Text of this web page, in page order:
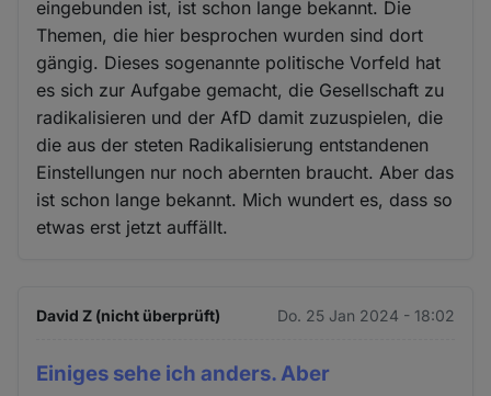
eingebunden ist, ist schon lange bekannt. Die
Themen, die hier besprochen wurden sind dort
gängig. Dieses sogenannte politische Vorfeld hat
es sich zur Aufgabe gemacht, die Gesellschaft zu
radikalisieren und der AfD damit zuzuspielen, die
die aus der steten Radikalisierung entstandenen
Einstellungen nur noch abernten braucht. Aber das
ist schon lange bekannt. Mich wundert es, dass so
etwas erst jetzt auffällt.
David Z (nicht überprüft) Do. 25 Jan 2024 - 18:02
Einiges sehe ich anders. Aber